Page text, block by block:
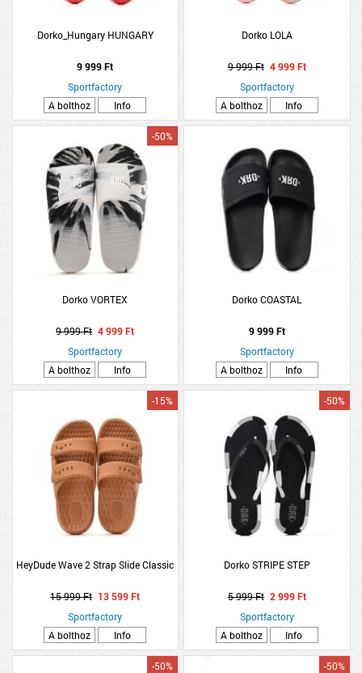
Dorko_Hungary HUNGARY
9 999 Ft
Sportfactory
A bolthoz
Info
Dorko LOLA
9 999 Ft 4 999 Ft
Sportfactory
A bolthoz
Info
Dorko VORTEX
-50%
9 999 Ft 4 999 Ft
Sportfactory
A bolthoz
Info
Dorko COASTAL
9 999 Ft
Sportfactory
A bolthoz
Info
HeyDude Wave 2 Strap Slide Classic
-15%
15 999 Ft 13 599 Ft
Sportfactory
A bolthoz
Info
Dorko STRIPE STEP
-50%
5 999 Ft 2 999 Ft
Sportfactory
A bolthoz
Info
-50% -50%